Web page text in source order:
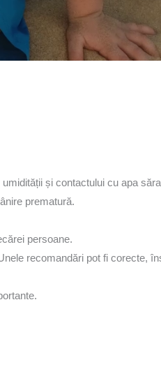
și contactului cu apa
prematură.
persoane.
recomandări pot fi corecte,